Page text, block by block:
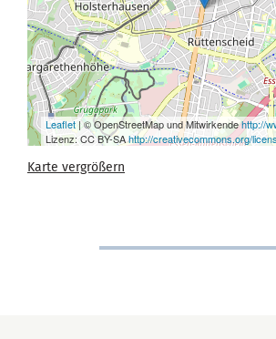
Leaflet| © OpenStreetMap und Mitwirkendehttp://
Lizenz: CC BY-SAhttp://creativecommons.org/
Karte vergrößern